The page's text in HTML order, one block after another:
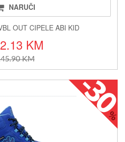
NARUČI
OUT CIPELE ABI KID
KM
KM